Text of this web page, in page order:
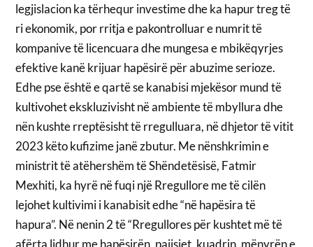
legjislacion ka tërhequr investime dhe ka hapur treg të
ri ekonomik, por rritja e pakontrolluar e numrit të
kompanive të licencuara dhe mungesa e mbikëqyrjes
efektive kanë krijuar hapësirë për abuzime serioze.
Edhe pse është e qartë se kanabisi mjekësor mund të
kultivohet ekskluzivisht në ambiente të mbyllura dhe
nën kushte rreptësisht të rregulluara, në dhjetor të vitit
2023 këto kufizime janë zbutur. Me nënshkrimin e
ministrit të atëhershëm të Shëndetësisë, Fatmir
Mexhiti, ka hyrë në fuqi një Rregullore me të cilën
lejohet kultivimi i kanabisit edhe “në hapësira të
hapura”. Në nenin 2 të “Rregullores për kushtet më të
afërta lidhur me hapësirën, pajisjet, kuadrin, mënyrën e